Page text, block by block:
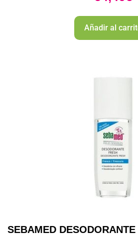
Añadir al
SEBAMED